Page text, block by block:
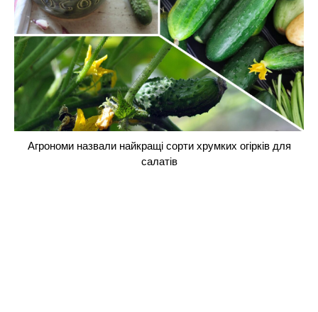
Агрономи назвали найкращі сорти хрумких огірків для
салатів